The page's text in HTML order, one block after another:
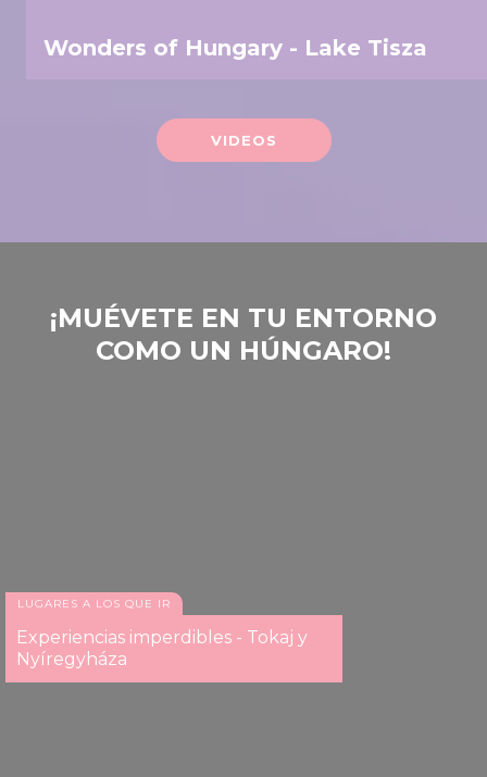
Wonders of Hungary - Lake Tisza
VIDEOS
‎¡MUÉVETE EN TU ENTORNO
COMO UN HÚNGARO!
LUGARES A LOS QUE IR
Experiencias imperdibles - Tokaj y
Nyíregyháza